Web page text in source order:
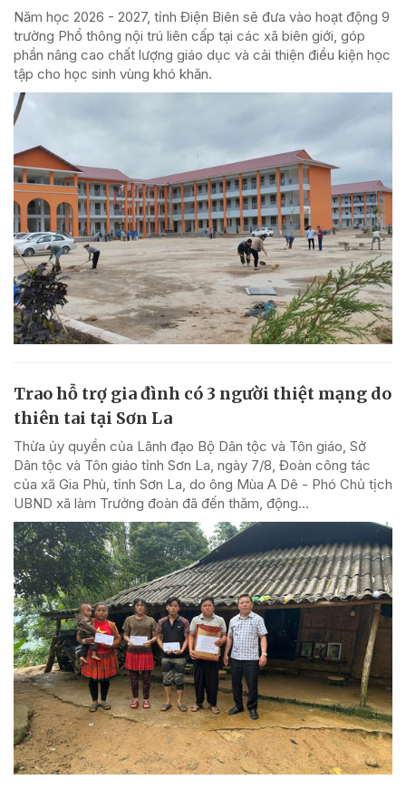
Năm học 2026 - 2027, tỉnh Điện Biên sẽ đưa vào hoạt động 9
trường Phổ thông nội trú liên cấp tại các xã biên giới, góp
phần nâng cao chất lượng giáo dục và cải thiện điều kiện học
tập cho học sinh vùng khó khăn.
Trao hỗ trợ gia đình có 3 người thiệt mạng do
thiên tai tại Sơn La
Thừa ủy quyền của Lãnh đạo Bộ Dân tộc và Tôn giáo, Sở
Dân tộc và Tôn giáo tỉnh Sơn La, ngày 7/8, Đoàn công tác
của xã Gia Phù, tỉnh Sơn La, do ông Mùa A Dê - Phó Chủ tịch
UBND xã làm Trưởng đoàn đã đến thăm, động...